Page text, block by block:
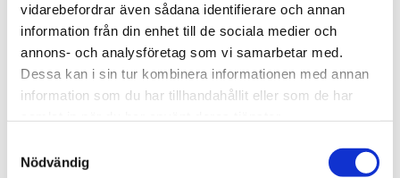
vidarebefordrar även sådana identifierare och annan
information från din enhet till de sociala medier och
annons- och analysföretag som vi samarbetar med.
Dessa kan i sin tur kombinera informationen med annan
information som du har tillhandahållit eller som de har
Nödvändig
Sittdjup
63 cm
Sitthöjd
42 cm
Linne
Färg
Grågrön